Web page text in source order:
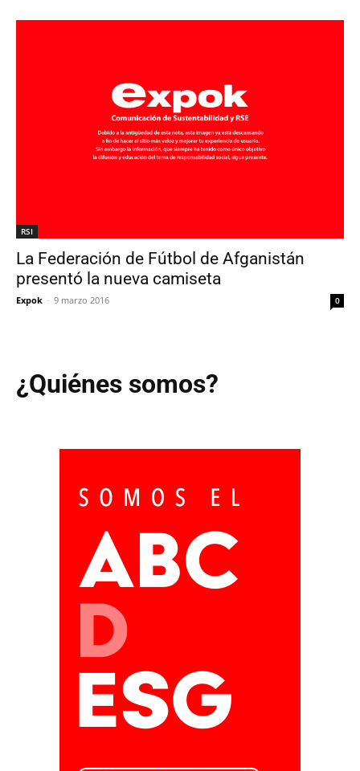
RSI
La Federación de Fútbol de Afganistán
presentó la nueva camiseta
Expok - 9 marzo 2016 0
¿Quiénes somos?